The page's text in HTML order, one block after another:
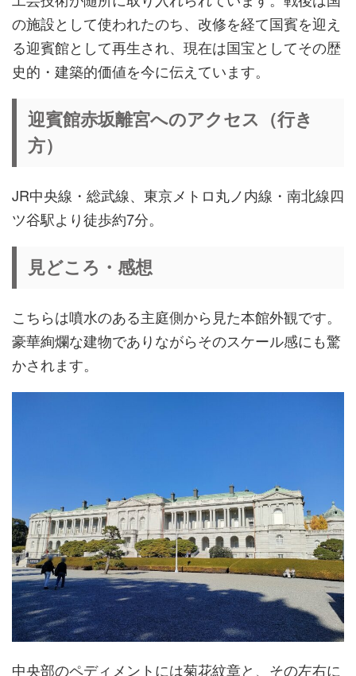
の施設として使われたのち、改修を経て国賓を迎え
る迎賓館として再生され、現在は国宝としてその歴
史的・建築的価値を今に伝えています。
迎賓館赤坂離宮へのアクセス（行き
方）
JR中央線・総武線、東京メトロ丸ノ内線・南北線四
ツ谷駅より徒歩約7分。
見どころ・感想
こちらは噴水のある主庭側から見た本館外観です。
豪華絢爛な建物でありながらそのスケール感にも驚
かされます。
中央部のペディメントには菊花紋章と、その左右に